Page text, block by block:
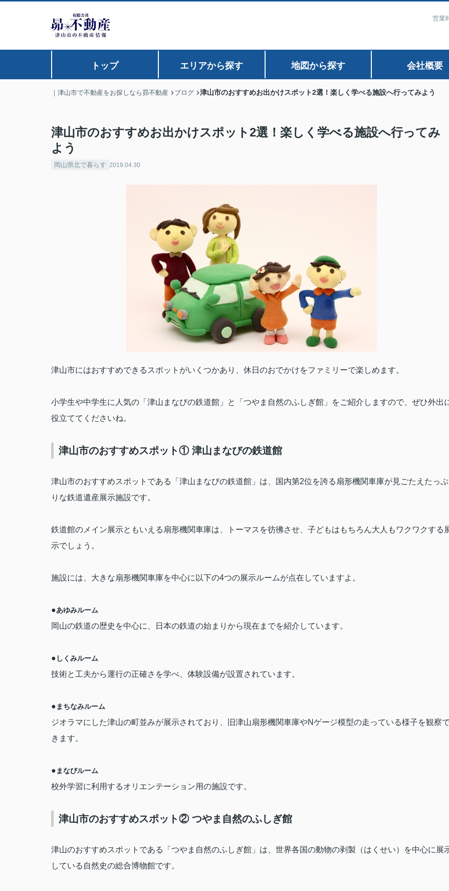
営業
トップ エリアから探す 地図から探す 会社概要
｜津山市で不動産をお探しなら昴不動産 ブログ 津山市のおすすめお出かけスポット2選！楽しく学べる施設へ行ってみよう
津山市のおすすめお出かけスポット2選！楽しく学べる施設へ行ってみ
よう
岡山県北で暮らす 2019.04.30
津山市にはおすすめできるスポットがいくつかあり、休日のおでかけをファミリーで楽しめます。
小学生や中学生に人気の「津山まなびの鉄道館」と「つやま自然のふしぎ館」をご紹介しますので、ぜひ外出
役立ててくださいね。
津山市のおすすめスポット① 津山まなびの鉄道館
津山市のおすすめスポットである「津山まなびの鉄道館」は、国内第2位を誇る扇形機関車庫が見ごたえたっぷ
りな鉄道遺産展示施設です。
鉄道館のメイン展示ともいえる扇形機関車庫は、トーマスを彷彿させ、子どもはもちろん大人もワクワクする
示でしょう。
施設には、大きな扇形機関車庫を中心に以下の4つの展示ルームが点在していますよ。
●あゆみルーム
岡山の鉄道の歴史を中心に、日本の鉄道の始まりから現在までを紹介しています。
● しくみルーム
技術と工夫から運行の正確さを学べ、体験設備が設置されています。
● まちなみルーム
ジオラマにした津山の町並みが展示されており、旧津山扇形機関車庫やNゲージ模型の走っている様子を観察
きます。
● まなびルーム
校外学習に利用するオリエンテーション用の施設です。
津山市のおすすめスポット② つやま自然のふしぎ館
津山のおすすめスポットである「つやま自然のふしぎ館」は、世界各国の動物の剥製（はくせい）を中心に展
している自然史の総合博物館です。